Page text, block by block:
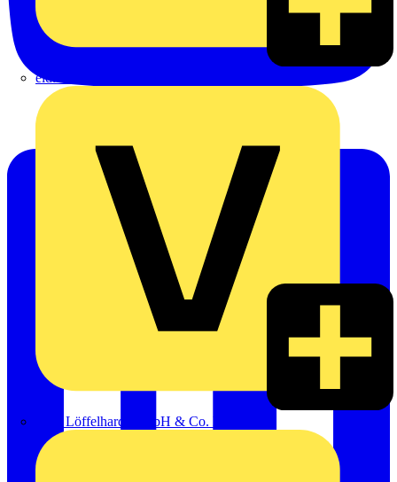
eldis electro distributor GmbH
Emil Löffelhardt GmbH & Co. KG